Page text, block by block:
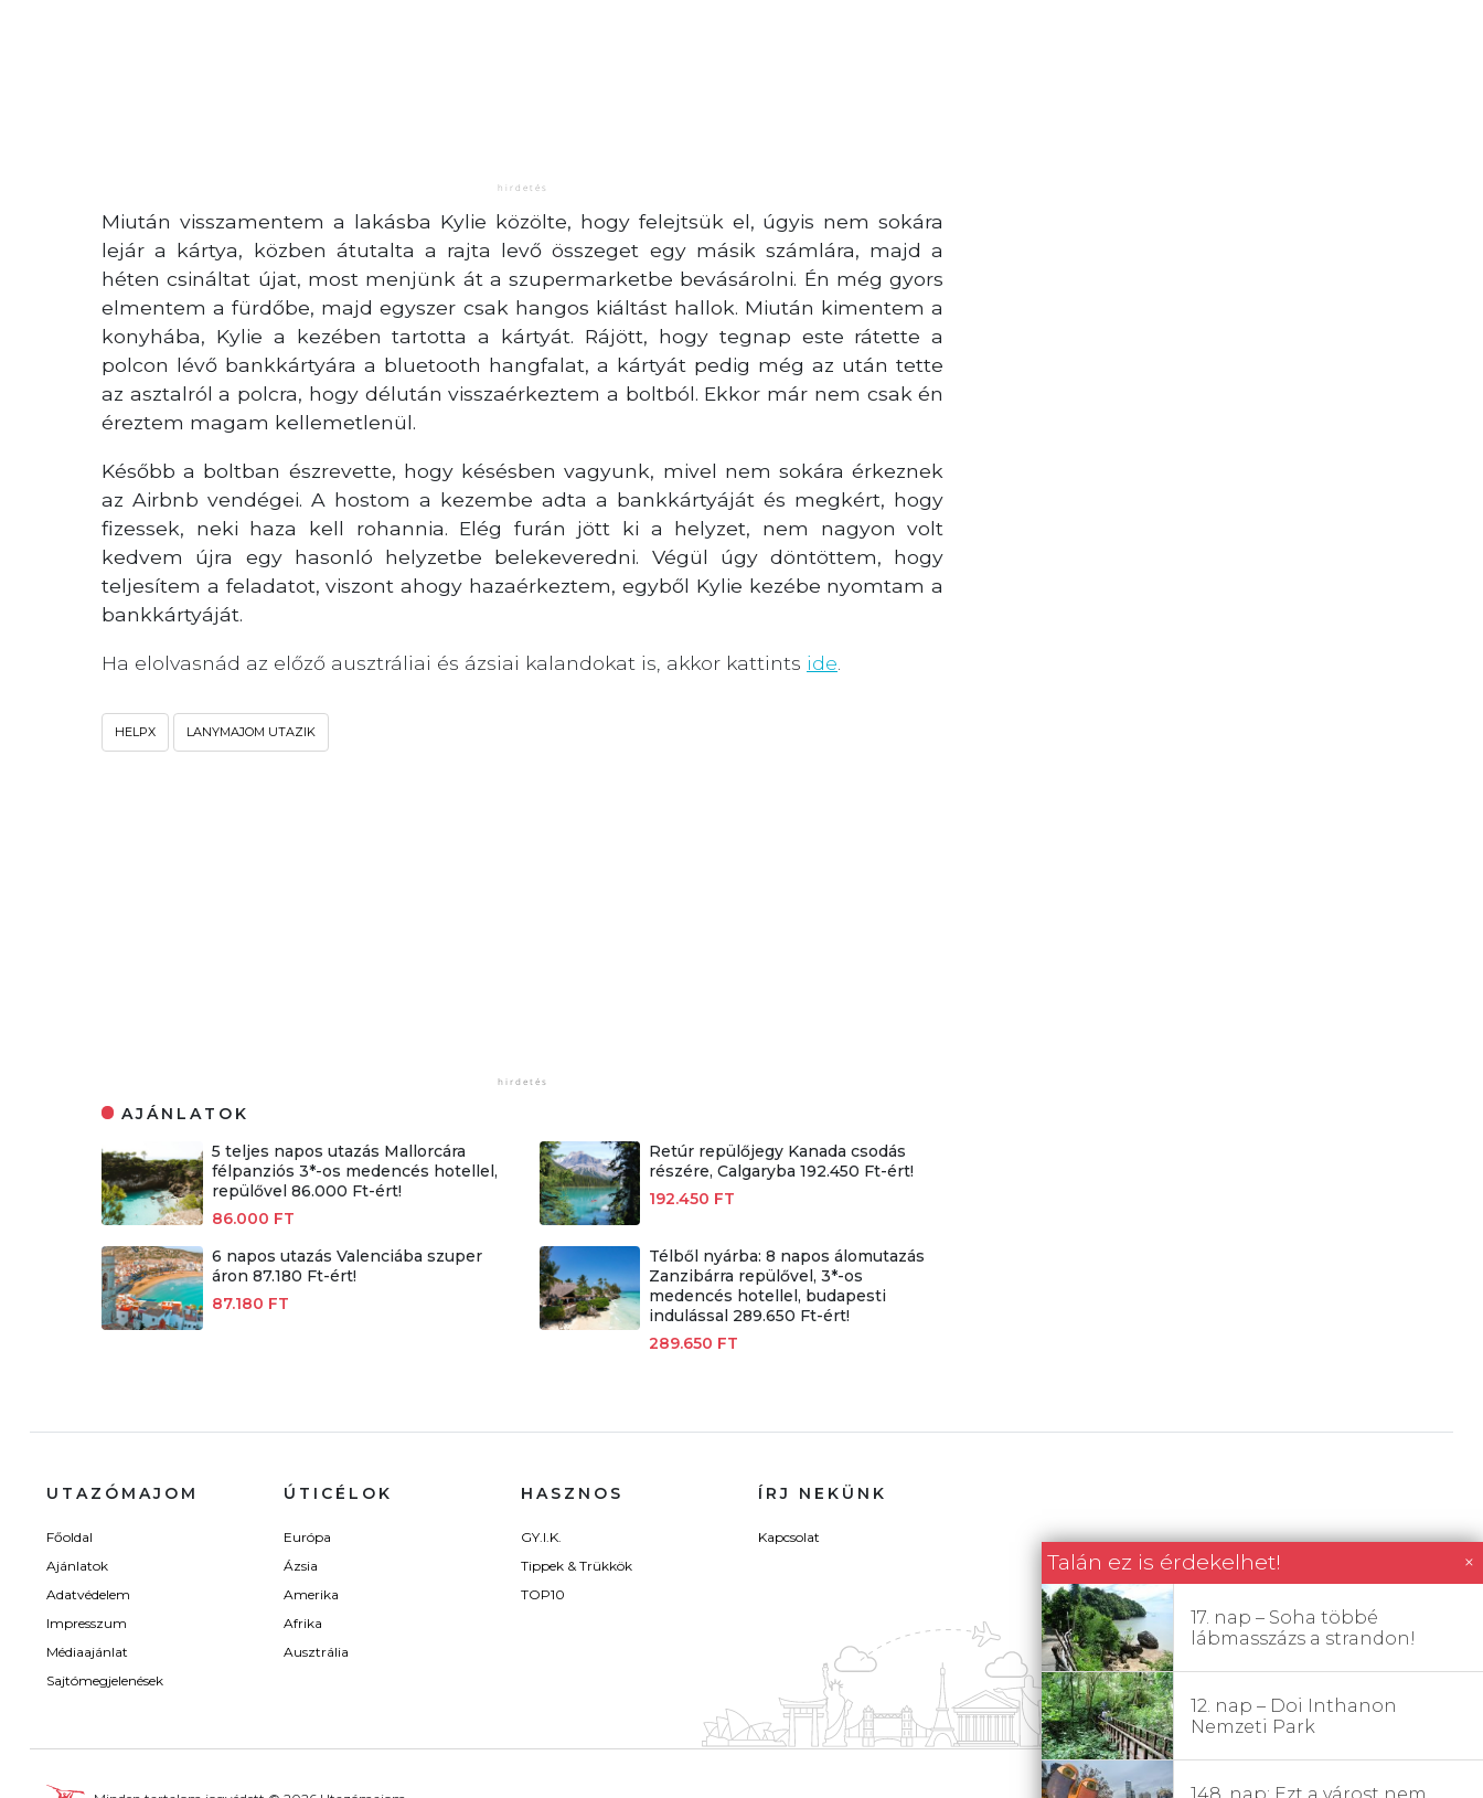
Miután visszamentem a lakásba Kylie közölte, hogy felejtsük el, úgyis nem sokára
lejár a kártya, közben átutalta a rajta levő összeget egy másik számlára, majd a
héten csináltat újat, most menjünk át a szupermarketbe bevásárolni. Én még gyors
elmentem a fürdőbe, majd egyszer csak hangos kiáltást hallok. Miután kimentem a
konyhába, Kylie a kezében tartotta a kártyát. Rájött, hogy tegnap este rátette a
polcon lévő bankkártyára a bluetooth hangfalat, a kártyát pedig még az után tette
az asztalról a polcra, hogy délután visszaérkeztem a boltból. Ekkor már nem csak én
éreztem magam kellemetlenül.
Később a boltban észrevette, hogy késésben vagyunk, mivel nem sokára érkeznek
az Airbnb vendégei. A hostom a kezembe adta a bankkártyáját és megkért, hogy
fizessek, neki haza kell rohannia. Elég furán jött ki a helyzet, nem nagyon volt
kedvem újra egy hasonló helyzetbe belekeveredni. Végül úgy döntöttem, hogy
teljesítem a feladatot, viszont ahogy hazaérkeztem, egyből Kylie kezébe nyomtam a
bankkártyáját.
Ha elolvasnád az előző ausztráliai és ázsiai kalandokat is, akkor kattints ide
Talán ez is érdekelhet! ×
17. nap – Soha többé
lábmasszázs a strandon!
12. nap – Doi Inthanon
Nemzeti Park
148. nap: Ezt a várost nem
HELPX LANYMAJOM UTAZIK
AJÁNLATOK
5 teljes napos utazás Mallorcára
félpanziós 3*-os medencés hotellel,
repülővel 86.000 Ft-ért!
86.000 FT
Retúr repülőjegy Kanada csodás
részére, Calgaryba 192.450 Ft-ért!
192.450 FT
6 napos utazás Valenciába szuper
áron 87.180 Ft-ért!
87.180 FT
Télből nyárba: 8 napos álomutazás
Zanzibárra repülővel, 3*-os
medencés hotellel, budapesti
indulással 289.650 Ft-ért!
289.650 FT
UTAZÓMAJOM
Főoldal
Ajánlatok
Adatvédelem
Impresszum
Médiaajánlat
Sajtómegjelenések
ÚTICÉLOK
Európa
Ázsia
Amerika
Afrika
Ausztrália
HASZNOS
GY.I.K.
Tippek & Trükkök
TOP10
ÍRJ NEKÜNK
Kapcsolat